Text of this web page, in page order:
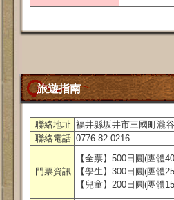
旅遊指南
聯絡地址 福井縣坂井市三國町瀧
聯絡電話 0776-82-0216
門票資訊
【全票】500日圓(團體
【學生】300日圓(團體
【兒童】200日圓(團體